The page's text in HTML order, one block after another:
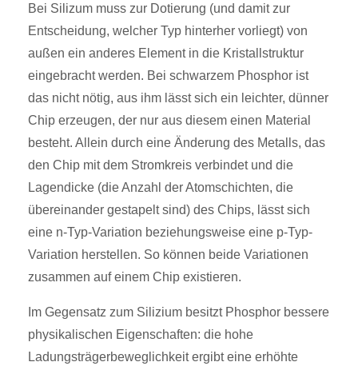
Bei Silizum muss zur Dotierung (und damit zur
Entscheidung, welcher Typ hinterher vorliegt) von
außen ein anderes Element in die Kristallstruktur
eingebracht werden. Bei schwarzem Phosphor ist
das nicht nötig, aus ihm lässt sich ein leichter, dünner
Chip erzeugen, der nur aus diesem einen Material
besteht. Allein durch eine Änderung des Metalls, das
den Chip mit dem Stromkreis verbindet und die
Lagendicke (die Anzahl der Atomschichten, die
übereinander gestapelt sind) des Chips, lässt sich
eine n-Typ-Variation beziehungsweise eine p-Typ-
Variation herstellen. So können beide Variationen
zusammen auf einem Chip existieren.
Im Gegensatz zum Silizium besitzt Phosphor bessere
physikalischen Eigenschaften: die hohe
Ladungsträgerbeweglichkeit ergibt eine erhöhte